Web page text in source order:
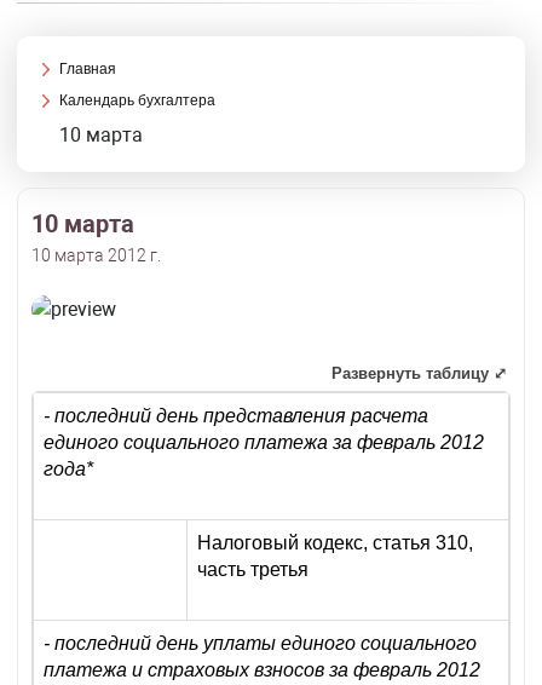
Главная
Календарь бухгалтера
10 марта
10 марта
10 марта 2012 г.
- последний день представления расчета
единого социального платежа за февраль 2012
года*
Налоговый кодекс, статья 310,
часть третья
- последний день уплаты единого социального
платежа и страховых взносов за февраль 2012
Развернуть таблицу ⤢